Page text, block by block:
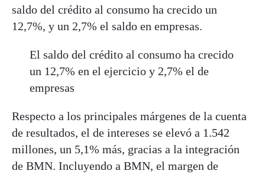
saldo del crédito al consumo ha crecido un
12,7%, y un 2,7% el saldo en empresas.
El saldo del crédito al consumo ha crecido
un 12,7% en el ejercicio y 2,7% el de
empresas
Respecto a los principales márgenes de la cuenta
de resultados, el de intereses se elevó a 1.542
millones, un 5,1% más, gracias a la integración
de BMN. Incluyendo a BMN, el margen de